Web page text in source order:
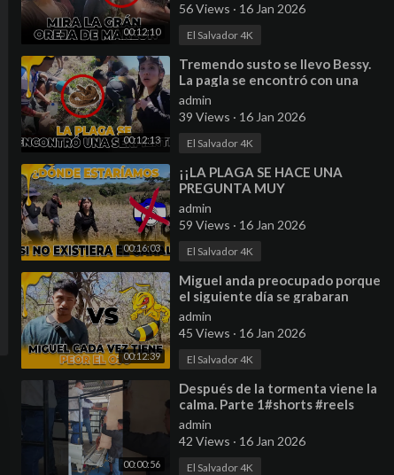
00:12:10
56 Views · 16 Jan 2026
El Salvador 4K
00:12:13
⁣Tremendo susto se llevo Bessy.
La pagla se encontró con una
serpiente
admin
39 Views · 16 Jan 2026
El Salvador 4K
00:16:03
⁣¡¡LA PLAGA SE HACE UNA
PREGUNTA MUY
IMPORTANTE!! - Bessy ya
tuviera 2 hijos.
admin
59 Views · 16 Jan 2026
El Salvador 4K
00:12:39
⁣Miguel anda preocupado porque
el siguiente día se grabaran
series y anda todo hinchado.
admin
45 Views · 16 Jan 2026
El Salvador 4K
00:00:56
⁣Después de la tormenta viene la
calma. Parte 1#shorts #reels
#ayudasocial
admin
42 Views · 16 Jan 2026
El Salvador 4K